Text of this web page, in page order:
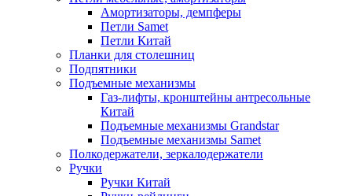
Амортизаторы, демпферы
Петли Samet
Петли Китай
Планки для столешниц
Подпятники
Подъемные механизмы
Газ-лифты, кронштейны антресольные
Китай
Подъемные механизмы Grandstar
Подъемные механизмы Samet
Полкодержатели, зеркалодержатели
Ручки
Ручки Китай